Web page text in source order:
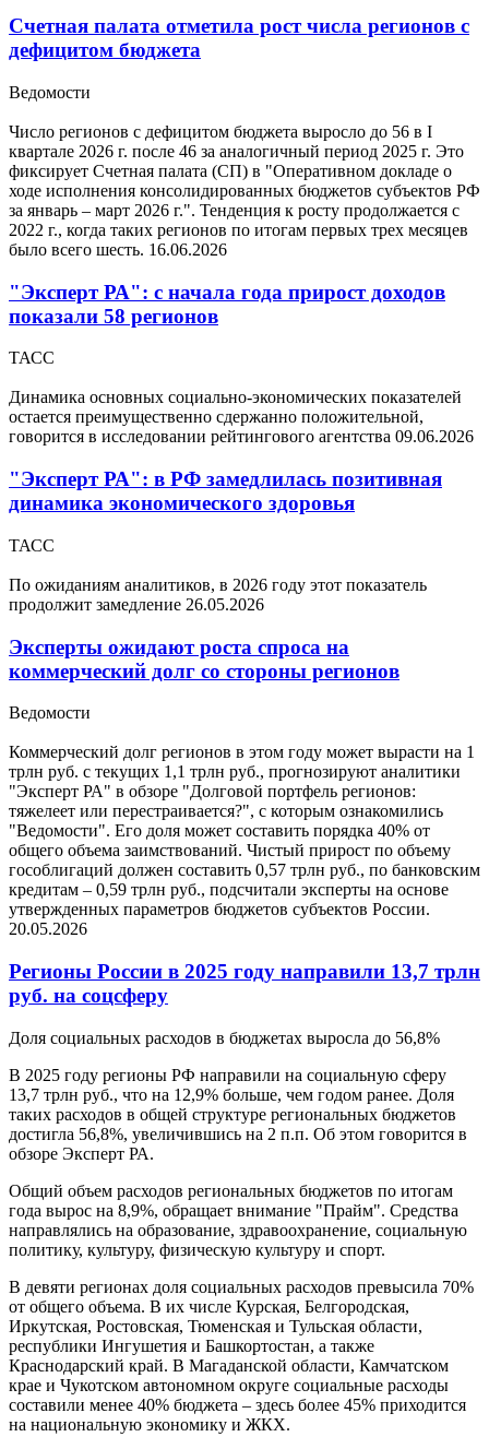
Счетная палата отметила рост числа регионов с
дефицитом бюджета
Ведомости
Число регионов с дефицитом бюджета выросло до 56 в I
квартале 2026 г. после 46 за аналогичный период 2025 г. Это
фиксирует Счетная палата (СП) в "Оперативном докладе о
ходе исполнения консолидированных бюджетов субъектов РФ
за январь – март 2026 г.". Тенденция к росту продолжается с
2022 г., когда таких регионов по итогам первых трех месяцев
было всего шесть. 16.06.2026
"Эксперт РА": с начала года прирост доходов
показали 58 регионов
ТАСС
Динамика основных социально-экономических показателей
остается преимущественно сдержанно положительной,
говорится в исследовании рейтингового агентства 09.06.2026
"Эксперт РА": в РФ замедлилась позитивная
динамика экономического здоровья
ТАСС
По ожиданиям аналитиков, в 2026 году этот показатель
продолжит замедление 26.05.2026
Эксперты ожидают роста спроса на
коммерческий долг со стороны регионов
Ведомости
Коммерческий долг регионов в этом году может вырасти на 1
трлн руб. с текущих 1,1 трлн руб., прогнозируют аналитики
"Эксперт РА" в обзоре "Долговой портфель регионов:
тяжелеет или перестраивается?", с которым ознакомились
"Ведомости". Его доля может составить порядка 40% от
общего объема заимствований. Чистый прирост по объему
гособлигаций должен составить 0,57 трлн руб., по банковским
кредитам – 0,59 трлн руб., подсчитали эксперты на основе
утвержденных параметров бюджетов субъектов России.
20.05.2026
Регионы России в 2025 году направили 13,7 трлн
руб. на соцсферу
Доля социальных расходов в бюджетах выросла до 56,8%
В 2025 году регионы РФ направили на социальную сферу
13,7 трлн руб., что на 12,9% больше, чем годом ранее. Доля
таких расходов в общей структуре региональных бюджетов
достигла 56,8%, увеличившись на 2 п.п. Об этом говорится в
обзоре Эксперт РА.
Общий объем расходов региональных бюджетов по итогам
года вырос на 8,9%, обращает внимание "Прайм". Средства
направлялись на образование, здравоохранение, социальную
политику, культуру, физическую культуру и спорт.
В девяти регионах доля социальных расходов превысила 70%
от общего объема. В их числе Курская, Белгородская,
Иркутская, Ростовская, Тюменская и Тульская области,
республики Ингушетия и Башкортостан, а также
Краснодарский край. В Магаданской области, Камчатском
крае и Чукотском автономном округе социальные расходы
составили менее 40% бюджета – здесь более 45% приходится
на национальную экономику и ЖКХ.